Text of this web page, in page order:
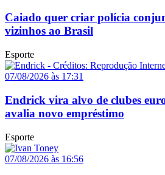
Caiado quer criar polícia
vizinhos ao Brasil
Esporte
07/08/2026 às 17:31
Endrick vira alvo de clubes
avalia novo empréstimo
Esporte
07/08/2026 às 16:56